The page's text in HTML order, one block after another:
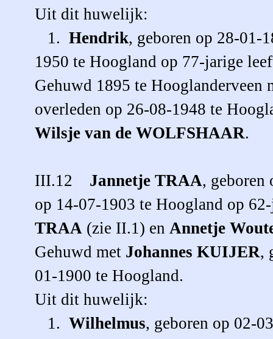
Uit dit huwelijk:
1. Hendrik, geboren op 28-01-
1950 te Hoogland op 77-jarige
Gehuwd 1895 te Hooglanderveen
overleden op 26-08-1948 te
Wilsjevan de WOLFSHAAR.
III.12 JannetjeTRAA, geboren
op 14-07-1903 te Hoogland op
TRAA(zie II.1) en Annetje
Gehuwd met Johannes KUIJER,
01-1900 te Hoogland.
Uit dit huwelijk:
1. Wilhelmus, geboren op 02-